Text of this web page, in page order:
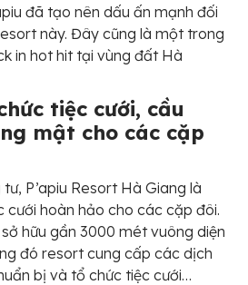
đã tạo nên dấu ấn mạnh đối
này. Đây cũng là một trong
in hot hit tại vùng đất Hà
tiệc cưới, cầu
mật cho các cặp
P’apiu Resort Hà Giang là
cưới hoàn hảo cho các cặp đôi.
hữu gần 3000 mét vuông diện
đó resort cung cấp các dịch
bị và tổ chức tiệc cưới…